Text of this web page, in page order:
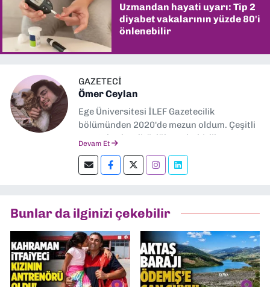
Uzmandan hayati uyarı: Tip 2
diyabet vakalarının yüzde 80'i
önlenebilir
GAZETECİ
Ömer Ceylan
Ege Üniversitesi İLEF Gazetecilik
bölümünden 2020'de mezun oldum. Çeşitli
gazetelerde editörlük, muhabirlik yaptım.
editörlük yapıyorum.
Devam Et
Bunlar da ilginizi çekebilir